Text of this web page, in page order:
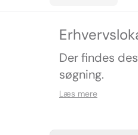
Der findes
søgning.
Læs mere